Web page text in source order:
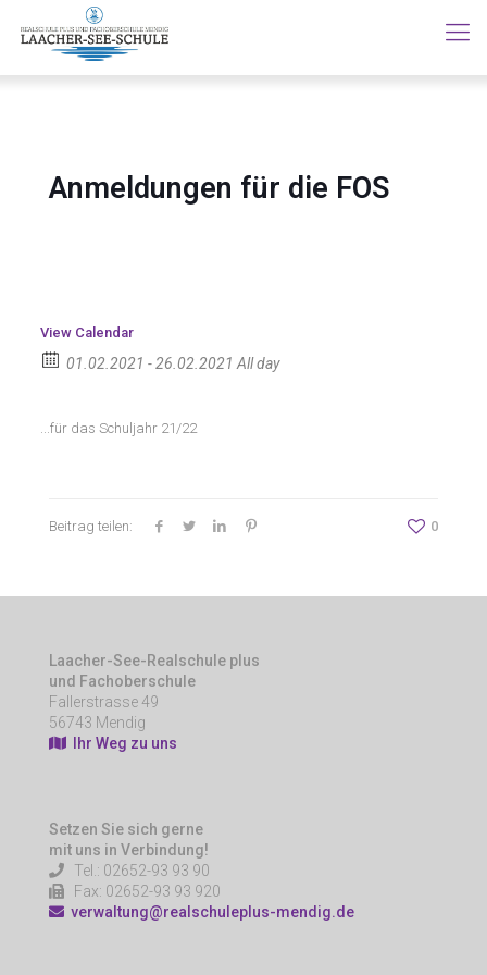
Anmeldungen für die FOS
View Calendar
01.02.2021 - 26.02.2021 All day
...für das Schuljahr 21/22
Beitrag teilen: 0
Laacher-See-Realschule plus
und Fachoberschule
Fallerstrasse 49
56743 Mendig
Ihr Weg zu uns
Setzen Sie sich gerne
mit uns in Verbindung!
Tel.: 02652-93 93 90
Fax: 02652-93 93 920
verwaltung@realschuleplus-mendig.de